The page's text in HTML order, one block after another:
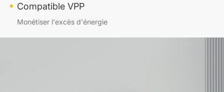
Compatible VPP
Monétiser l'excès d'énergie